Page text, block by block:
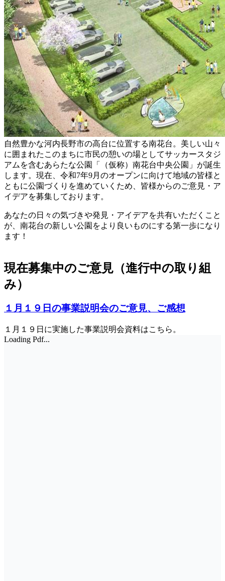
自然豊かな河内長野市の高台に位置する南花台。美しい山々
に囲まれたこのまちに市民の憩いの場としてサッカースタジ
アムを含むあらたな公園「（仮称）南花台中央公園」が誕生
します。現在、令和7年9月のオープンに向けて地域の皆様と
ともに公園づくりを進めていくため、皆様からのご意見・ア
イデアを募集しております。
あなたの日々の気づきや発見・アイデアを共有いただくこと
が、南花台の新しい公園をより良いものにする第一歩になり
ます！
現在募集中のご意見（進行中の取り組
み）
１月１９日の事業説明会のご意見、ご感想
１月１９日に実施した事業説明会資料はこちら。
Loading Pdf...